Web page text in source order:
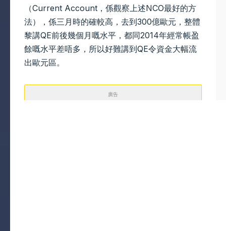
（Current Account，係觀察上述NCO最好的方
法），係三月時的確較高，去到300億歐元，整體
黎講QE前後幾個月嘅水平，都同2014年經常帳盈
餘嘅水平差唔多，所以好難講到QE令資金大幅流
出歐元區。
廣告